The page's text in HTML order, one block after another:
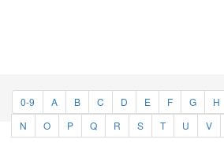
0-9 A B C D E F G H
N
O P Q R S T U V